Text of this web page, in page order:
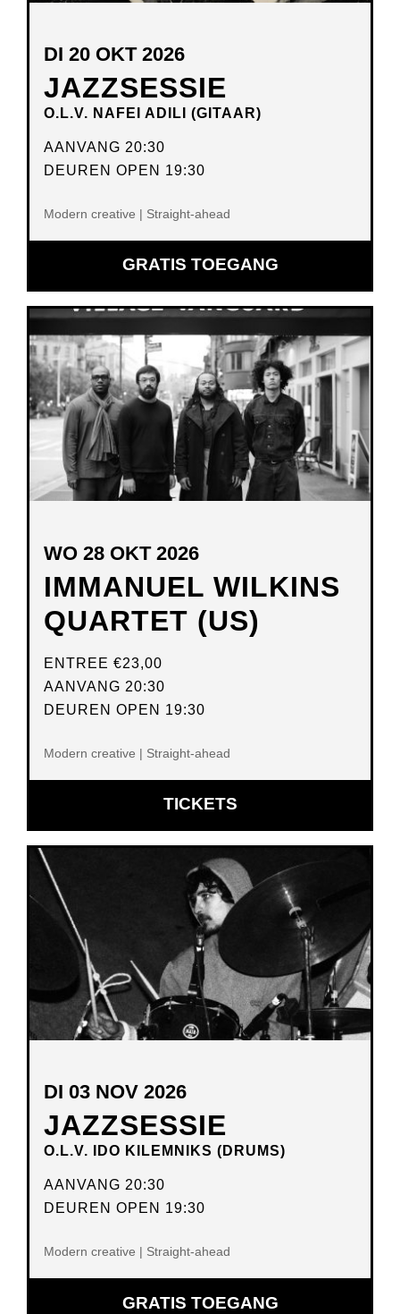
JAZZSESSIE
O.L.V. NAFEI ADILI (GITAAR)
DI 20 OKT 2026
AANVANG 20:30
DEUREN OPEN 19:30
Modern creative | Straight-ahead
GRATIS TOEGANG
IMMANUEL WILKINS
QUARTET (US)
WO 28 OKT 2026
ENTREE €23,00
AANVANG 20:30
DEUREN OPEN 19:30
Modern creative | Straight-ahead
TICKETSOPENT
IN
NIEUW
VENSTER
JAZZSESSIE
O.L.V. IDO KILEMNIKS (DRUMS)
DI 03 NOV 2026
AANVANG 20:30
DEUREN OPEN 19:30
Modern creative | Straight-ahead
GRATIS TOEGANG